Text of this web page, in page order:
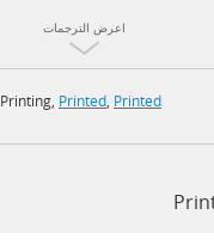
اعرض الترجمات
Printing, Printed, Printed